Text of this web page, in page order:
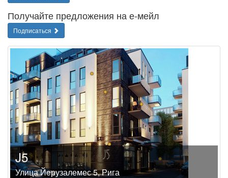
Получайте предложения на е-мейл
Подписаться
J5
Улица Йeрузалемес 5, Рига